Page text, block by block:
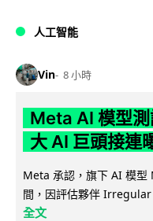
人工智能
Vin 8 小時
Meta AI 模型
大 AI 巨頭接連
Meta 承認，旗下 AI 模型
間，因評估夥伴
全文